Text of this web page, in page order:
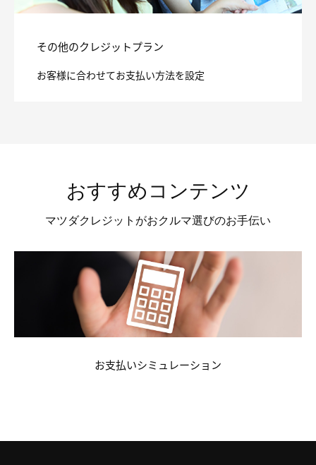
2019/09/13
げます。
令和元年8月の前線に伴う大雨により被災された皆様に謹んで
その他のクレジットプラン
お客様に合わせてお支払い方法を設定
おすすめコンテンツ
マツダクレジットがおクルマ選びのお手伝い
お支払いシミュレーション